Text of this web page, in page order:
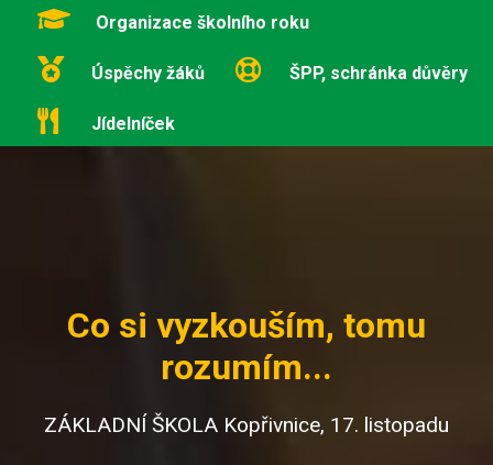
Organizace školního roku
Úspěchy žáků ŠPP, schránka důvěry
Jídelníček
Co si vyzkouším, tomu
rozumím...
ZÁKLADNÍ ŠKOLA Kopřivnice, 17. listopadu